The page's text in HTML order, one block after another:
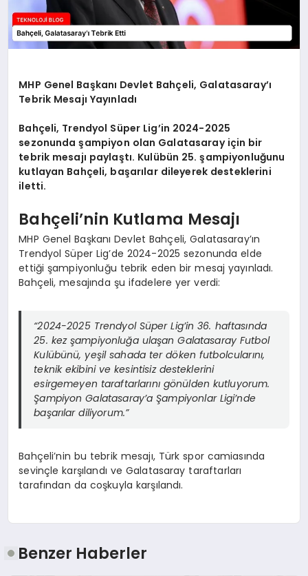
MHP Genel Başkanı Devlet Bahçeli, Galatasaray’ı
Tebrik Mesajı Yayınladı
Bahçeli, Trendyol Süper Lig’in 2024-2025
sezonunda şampiyon olan Galatasaray için bir
tebrik mesajı paylaştı. Kulübün 25. şampiyonluğunu
kutlayan Bahçeli, başarılar dileyerek desteklerini
iletti.
Bahçeli’nin Kutlama Mesajı
MHP Genel Başkanı Devlet Bahçeli, Galatasaray’ın
Trendyol Süper Lig’de 2024-2025 sezonunda elde
ettiği şampiyonluğu tebrik eden bir mesaj yayınladı.
Bahçeli, mesajında şu ifadelere yer verdi:
“2024-2025 Trendyol Süper Lig’in 36. haftasında
25. kez şampiyonluğa ulaşan Galatasaray Futbol
Kulübünü, yeşil sahada ter döken futbolcularını,
teknik ekibini ve kesintisiz desteklerini
esirgemeyen taraftarlarını gönülden kutluyorum.
Şampiyon Galatasaray’a Şampiyonlar Ligi’nde
başarılar diliyorum.”
Bahçeli’nin bu tebrik mesajı, Türk spor camiasında
sevinçle karşılandı ve Galatasaray taraftarları
tarafından da coşkuyla karşılandı.
Benzer Haberler